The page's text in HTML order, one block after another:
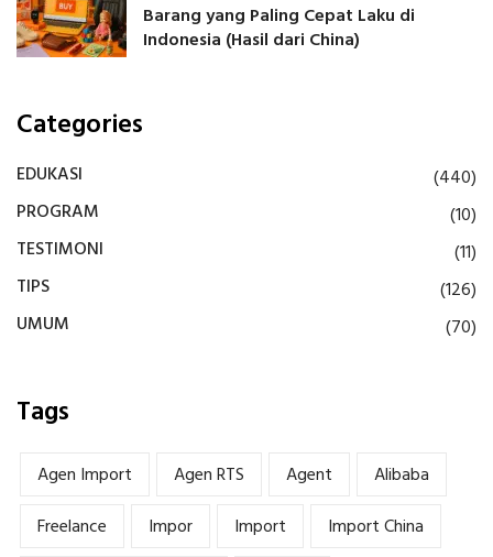
Barang yang Paling Cepat Laku di
Indonesia (Hasil dari China)
Categories
EDUKASI
(440)
PROGRAM
(10)
TESTIMONI
(11)
TIPS
(126)
UMUM
(70)
Tags
Agen Import Agen RTS Agent
Alibaba
Freelance
Impor Import
Import China